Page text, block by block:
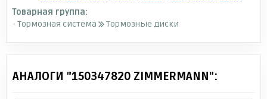
Диаметр центрирования [мм]
75
Проверочное значение
Товарная группа:
- Тормозная система
Тормозные диски
АНАЛОГИ "150347820 ZIMMERMANN":